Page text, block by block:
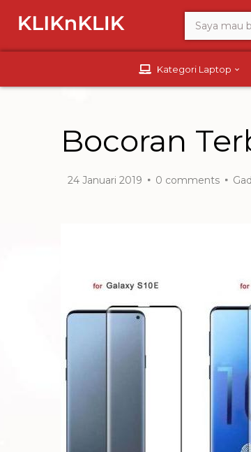
Kategori Laptop
Bocoran
24 Januari 2019 0 comments